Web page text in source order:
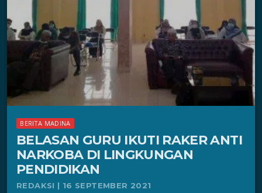
BERITA MADINA
BELASAN GURU IKUTI RAKER ANTI
NARKOBA DI LINGKUNGAN
PENDIDIKAN
REDAKSI | 16 SEPTEMBER 2021